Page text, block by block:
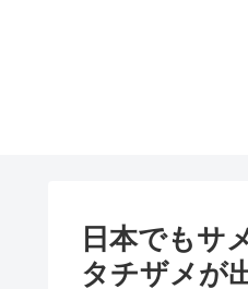
日本でもサ
タチザメが